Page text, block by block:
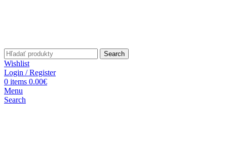
Search
Wishlist
Login / Register
0 items 0.00€
Menu
Search